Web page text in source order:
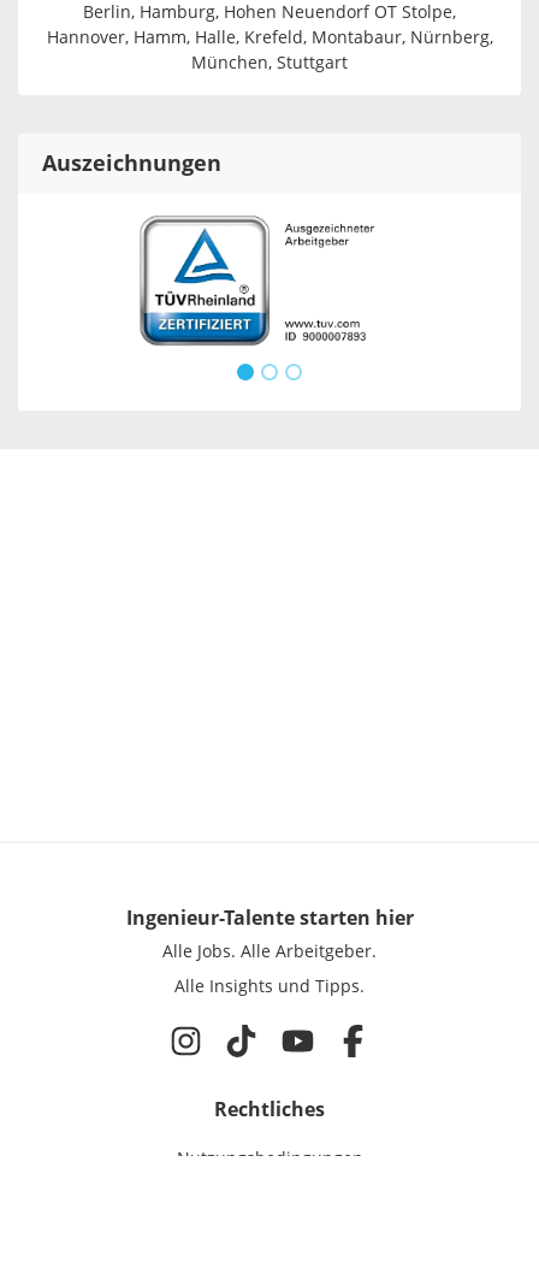
Berlin, Hamburg, Hohen Neuendorf OT Stolpe,
Hannover, Hamm, Halle, Krefeld, Montabaur, Nürnberg,
München, Stuttgart
Auszeichnungen
Ingenieur-Talentestarten hier
Alle Jobs. Alle Arbeitgeber.
Alle Insights und Tipps.
Rechtliches
Nutzungsbedingungen